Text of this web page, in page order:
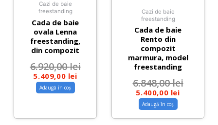
Cazi de baie
freestanding
Cada de baie
ovala Lenna
freestanding,
din compozit
6.920,00lei
5.409,00 lei
Adaugă în coș
Cazi de baie
freestanding
Cada de baie
Rento din
compozit
marmura, model
freestanding
6.848,00lei
5.400,00 lei
Adaugă în coș